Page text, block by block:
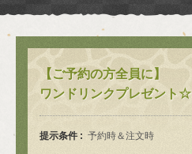
【ご予約の方全員に】
ワンドリンクプレゼント☆
提示条件 予約時＆注文時